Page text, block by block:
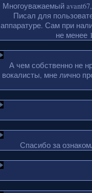
Многоуважаемый
Писал для
аппаратуре. Сам при
не менее
А чем собственно не
вокалисты, мне лично
Спасибо за